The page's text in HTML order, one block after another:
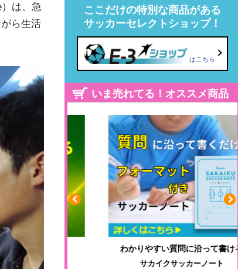
は、急
ら生活
ここだけの特別な商品がある
サッカーセレクトショップ！
はこちら
いま売れてる！オススメ商品
わかりやすい質問に沿って書ける
サカイクサッカーノート